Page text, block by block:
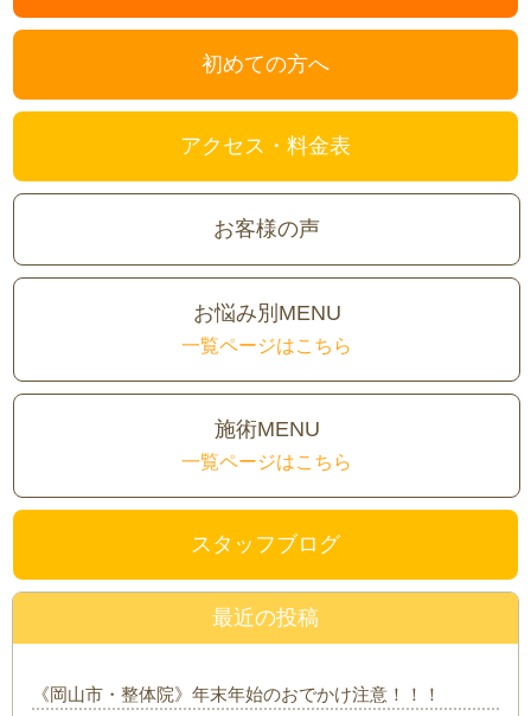
初めての方へ
アクセス・料金表
お客様の声
お悩み別MENU
一覧ページはこちら
施術MENU
一覧ページはこちら
スタッフブログ
最近の投稿
《岡山市・整体院》年末年始のおでかけ注意！！！